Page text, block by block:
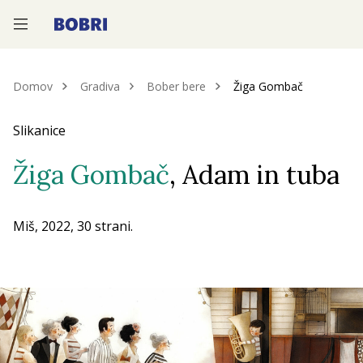
—
—
—
Domov Gradiva Bober bere Žiga Gombač
Slikanice
Žiga Gombač, Adam in tuba
Miš, 2022, 30 strani.